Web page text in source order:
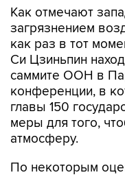
Как отмечают
загрязнением
как раз в тот
Си Цзиньпин
саммите ООН в
конференции, в
главы 150
меры для того,
атмосферу.
По некоторым